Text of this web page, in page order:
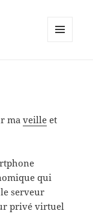
maveille et
qui
serveur
privé virtuel